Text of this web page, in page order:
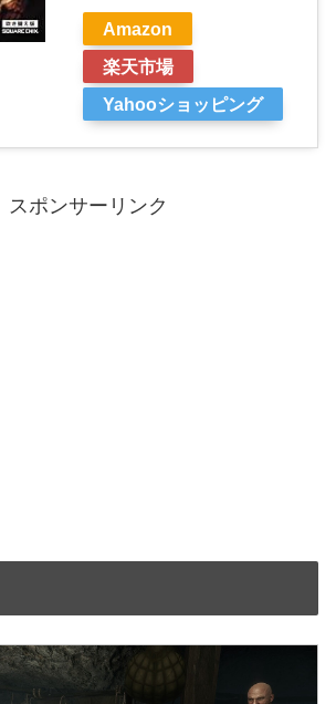
Amazon
楽天市場
Yahooショッピング
スポンサーリンク